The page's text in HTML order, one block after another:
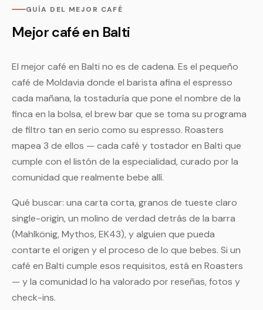
GUÍA DEL MEJOR CAFÉ
Mejor café en Balti
El mejor café en Balti no es de cadena. Es el pequeño
café de Moldavia donde el barista afina el espresso
cada mañana, la tostaduría que pone el nombre de la
finca en la bolsa, el brew bar que se toma su programa
de filtro tan en serio como su espresso. Roasters
mapea 3 de ellos — cada café y tostador en Balti que
cumple con el listón de la especialidad, curado por la
comunidad que realmente bebe allí.
Qué buscar: una carta corta, granos de tueste claro
single-origin, un molino de verdad detrás de la barra
(Mahlkönig, Mythos, EK43), y alguien que pueda
contarte el origen y el proceso de lo que bebes. Si un
café en Balti cumple esos requisitos, está en Roasters
— y la comunidad lo ha valorado por reseñas, fotos y
check-ins.